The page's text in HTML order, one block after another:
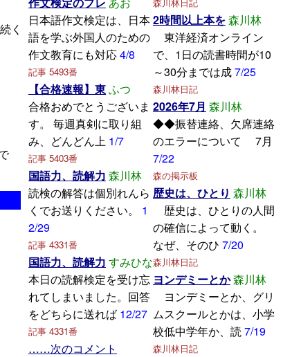
く
日本語作文検定は、日本
語を学ぶ外国人のための
作文教育にも対応4/8
記事 5493番
【合格速報】東ふつ
合格おめでとうございま
す。 毎週真剣に取り組
み、どんどん上 1/7
記事 5403番
国語力、読解力 森川林
読検の解答は個別れんら
くでお送りください。
1
2/29
記事 4331番
国語力、読解力 すみひな
本日の読解検定を受け忘
れてしまいました。回答
をどちらに送れば 12/27
記事 4331番
……次のコメント
2時間以上本を森川林
東洋経済オンライン
で、1日の読書時間が10
～30分までは成7/25
森川林日記
2026年7月 森川林
◆◆振替連絡、欠席連絡
のエラーについて 7月
7/22
森の掲示板
歴史は、ひとり 森川林
歴史は、ひとりの人間
の確信によって動く。
なぜ、そのひ 7/20
森川林日記
ヨンデミーとか森川林
ヨンデミーとか、グリ
ムスクールとかは、小学
校低中学年か、読7/19
森川林日記